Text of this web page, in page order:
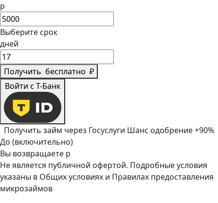
р
Выберите срок
дней
Получить бесплатно ₽
Войти с Т-Банк
Получить займ через Госуслуги Шанс одобрение +90%
До (включительно)
Вы возвращаете р
Не является публичной офертой. Подробные условия
указаны в Общих условиях и Правилах предоставления
микрозаймов